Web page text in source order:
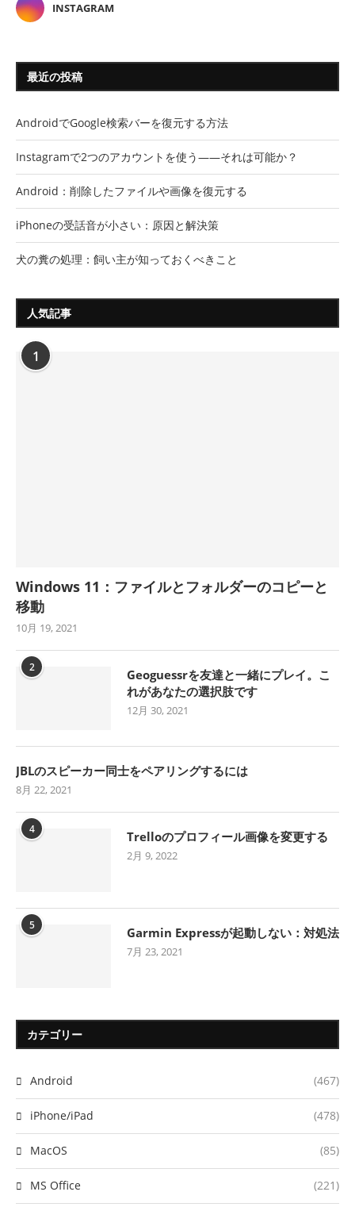
INSTAGRAM
最近の投稿
AndroidでGoogle検索バーを復元する方法
Instagramで2つのアカウントを使う――それは可能か？
Android：削除したファイルや画像を復元する
iPhoneの受話音が小さい：原因と解決策
犬の糞の処理：飼い主が知っておくべきこと
人気記事
1
Windows 11：ファイルとフォルダーのコピーと
移動
10月 19, 2021
2
Geoguessrを友達と一緒にプレイ。こ
れがあなたの選択肢です
12月 30, 2021
JBLのスピーカー同士をペアリングするには
8月 22, 2021
4 Trelloのプロフィール画像を変更する
2月 9, 2022
5 Garmin Expressが起動しない：対処法
7月 23, 2021
カテゴリー
Android (467)
iPhone/iPad (478)
MacOS (85)
MS Office (221)